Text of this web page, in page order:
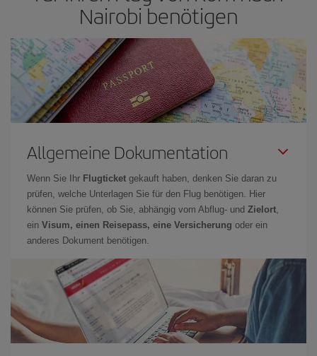
Nairobi benötigen
Allgemeine Dokumentation
Wenn Sie Ihr Flugticket gekauft haben, denken Sie daran zu
prüfen, welche Unterlagen Sie für den Flug benötigen. Hier
können Sie prüfen, ob Sie, abhängig vom Abflug- und Zielort,
ein Visum, einen Reisepass, eine Versicherung oder ein
anderes Dokument benötigen.